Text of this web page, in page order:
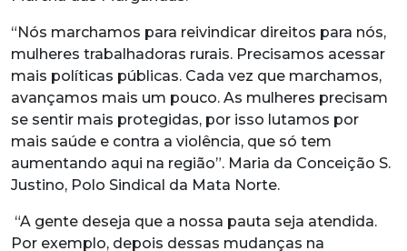
“Nós marchamos para reivindicar direitos para nós,
mulheres trabalhadoras rurais. Precisamos acessar
mais políticas públicas. Cada vez que marchamos,
avançamos mais um pouco. As mulheres precisam
se sentir mais protegidas, por isso lutamos por
mais saúde e contra a violência, que só tem
aumentando aqui na região”. Maria da Conceição S.
Justino, Polo Sindical da Mata Norte.
“A gente deseja que a nossa pauta seja atendida.
Por exemplo, depois dessas mudanças na